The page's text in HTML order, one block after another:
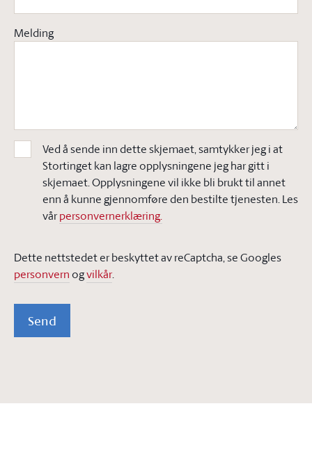
Melding
Ved å sende inn dette skjemaet, samtykker jeg i at
Stortinget kan lagre opplysningene jeg har gitt i
skjemaet. Opplysningene vil ikke bli brukt til annet
enn å kunne gjennomføre den bestilte tjenesten. Les
vårpersonvernerklæring.
Dette nettstedet er beskyttet av reCaptcha, se Googles
personvern ogvilkår.
Send